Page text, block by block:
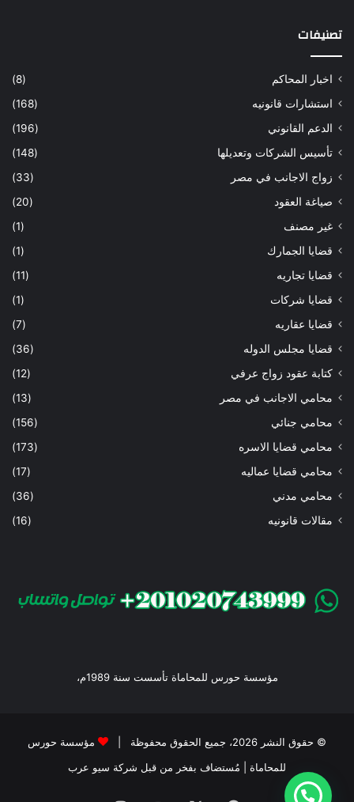
تصنيفات
اخبار المحاكم
(8)
استشارات قانونيه
(168)
الدعم القانوني
(196)
تأسيس الشركات وتعديلها
(148)
زواج الاجانب في مصر
(33)
صياغة العقود
(20)
غير مصنف
(1)
قضايا الجمارك
(1)
قضايا تجاريه
(11)
قضايا شركات
(1)
قضايا عقاريه
(7)
قضايا مجلس الدوله
(36)
كتابة عقود زواج عرفي
(12)
محامي الاجانب في مصر
(13)
محامي جنائي
(156)
محامي قضايا الاسره
(173)
محامي قضايا عماليه
(17)
محامي مدني
(36)
مقالات قانونيه
(16)
مؤسسة حورس للمحاماة تأسست سنة 1989م،
© حقوق النشر 2026، جميع الحقوق محفوظة |
مؤسسة حورس
للمحاماة
| مُستضاف بفخر من قبل شركة سيو عرب